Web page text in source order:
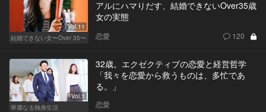
Vol.11
結婚できない女〜Over 35〜
アルにハマりだす、結婚できないOver35歳
女の実態
恋愛 120
Vol.1
華麗なる独身生活
32歳。エクゼクティブの恋愛と経営哲学
「我々を恋愛から救うものは、多忙であ
る。」
恋愛